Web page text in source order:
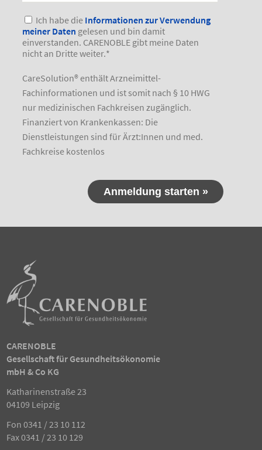
Ich habe die Informationen zur Verwendung
meiner Daten gelesen und bin damit
einverstanden. CARENOBLE gibt meine Daten
nicht an Dritte weiter.*
CareSolution® enthält Arzneimittel-
Fachinformationen und ist somit nach § 10 HWG
nur medizinischen Fachkreisen zugänglich.
Finanziert von Krankenkassen: Die
Dienstleistungen sind für Ärzt:Innen und med.
Fachkreise kostenlos
CARENOBLE
Gesellschaft für Gesundheitsökonomie
mbH & Co KG
Katharinenstraße 23
04109 Leipzig
Fon0341 / 23 10 112
Fax 0341 / 23 10 129